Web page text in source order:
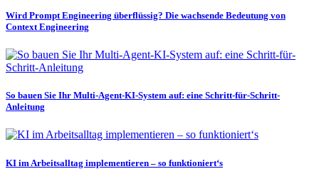
Wird Prompt Engineering überflüssig? Die wachsende Bedeutung von
Context Engineering
So bauen Sie Ihr Multi-Agent-KI-System auf: eine Schritt-für-Schritt-
Anleitung
KI im Arbeitsalltag implementieren – so funktioniert‘s